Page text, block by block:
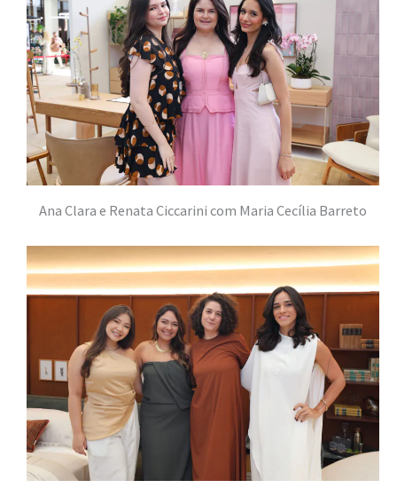
Ana Clara e Renata Ciccarini com Maria Cecília Barreto